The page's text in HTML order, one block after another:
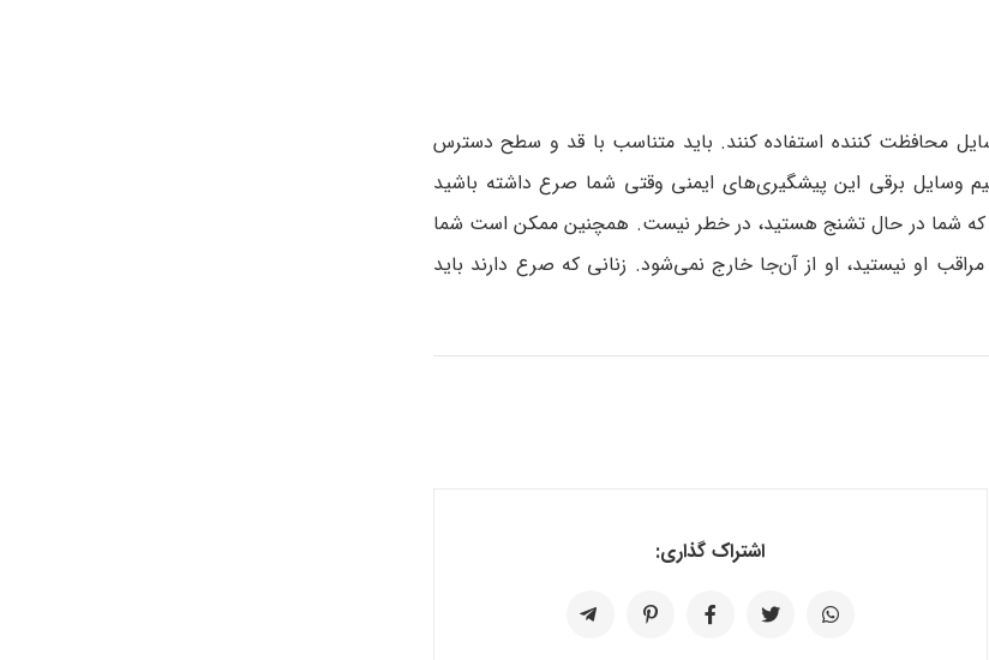
محافظت کننده استفاده کنند. باید متناسب با قد و سطح دسترس
وسایل برقی این پیشگیری‌های ایمنی وقتی شما صرع داشته باشید
که شما در حال تشنج هستید، در خطر نیست. همچنین ممکن است شما
او نیستید، او از آن‌جا خارج نمی‌شود. زنانی که صرع دارند باید
اشتراک گذاری: